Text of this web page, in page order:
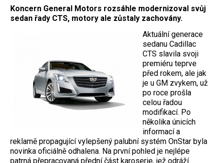
Koncern General Motors rozsáhle modernizoval svůj
sedan řady CTS, motory ale zůstaly zachovány.
Aktuální generace
sedanu Cadillac
CTS slavila svoji
premiéru teprve
před rokem, ale jak
je u GM zvykem, už
po roce prošla
celou řadou
modifikací. Po
několika únicích
informací a
reklamě propagující vylepšený palubní systém OnStar byla
novinka oficiálně odhalena. Na první pohled je nejlépe
patrná přepracovaná přední část karoserie, jež odráží